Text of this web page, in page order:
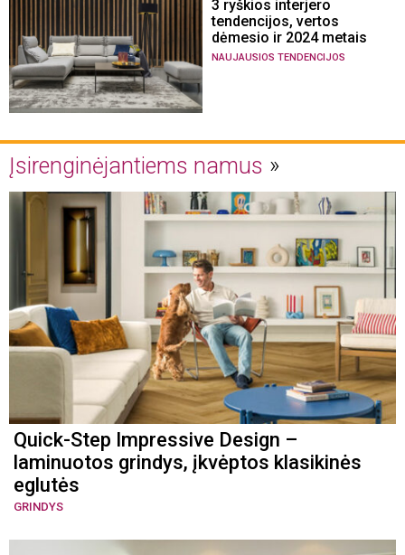
3 ryškios interjero
tendencijos, vertos
dėmesio ir 2024 metais
NAUJAUSIOS TENDENCIJOS
Įsirenginėjantiems namus
Quick-Step Impressive Design –
laminuotos grindys, įkvėptos klasikinės
eglutės
GRINDYS